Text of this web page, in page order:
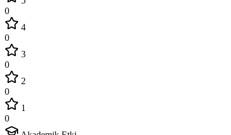
0
4
0
3
0
2
0
1
0